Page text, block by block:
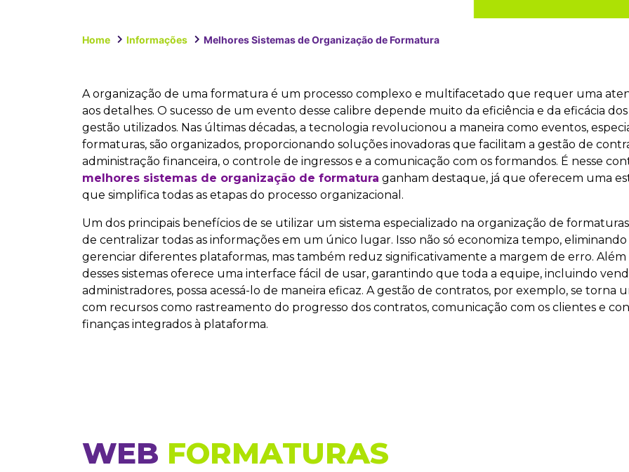
Home Informações Melhores Sistemas de Organização de Formatura
A organização de uma formatura é um processo complexo e multifacetado que requer uma
aos detalhes. O sucesso de um evento desse calibre depende muito da eficiência e da eficácia dos
gestão utilizados. Nas últimas décadas, a tecnologia revolucionou a maneira como eventos,
formaturas, são organizados, proporcionando soluções inovadoras que facilitam a gestão de
administração financeira, o controle de ingressos e a comunicação com os formandos. É nesse
melhores sistemas de organização de formatura ganham destaque, já que oferecem uma
que simplifica todas as etapas do processo organizacional.
Um dos principais benefícios de se utilizar um sistema especializado na organização de
de centralizar todas as informações em um único lugar. Isso não só economiza tempo, eliminando
gerenciar diferentes plataformas, mas também reduz significativamente a margem de erro. Além
desses sistemas oferece uma interface fácil de usar, garantindo que toda a equipe, incluindo
administradores, possa acessá-lo de maneira eficaz. A gestão de contratos, por exemplo, se torna
com recursos como rastreamento do progresso dos contratos, comunicação com os clientes e
finanças integrados à plataforma.
WEB FORMATURAS